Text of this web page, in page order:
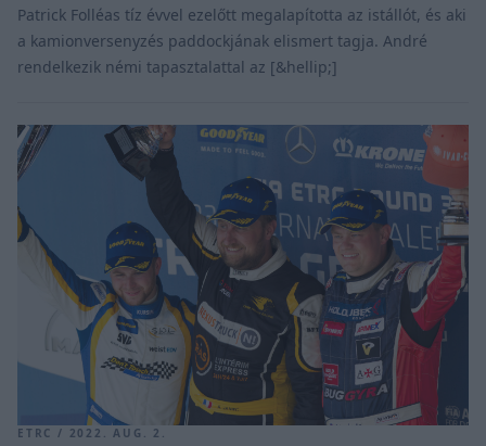
Patrick Folléas tíz évvel ezelőtt megalapította az istállót, és aki
a kamionversenyzés paddockjának elismert tagja. André
rendelkezik némi tapasztalattal az [&hellip;]
ETRC / 2022. AUG. 2.